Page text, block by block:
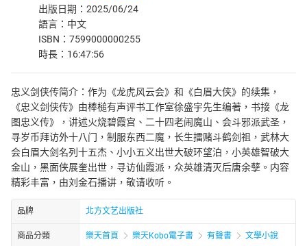
出版日期：2025/06/24
語言：中文
ISBN：7599000000255
時長：16:47:56
忠义剑侠传简介：作为《龙虎风云会》和《白眉大侠》的续集，
《忠义剑侠传》由棒槌有声评书工作室徐盛宇先生编著，书接《龙
图忠义传》，讲述火烧碧霞宫、二十四老闹魔山、会斗邪派武圣，
寻岁币拜访外十八门，制服东西二魔，长生擂赌斗鹤剑祖，武林大
会白眉大剑名列十五杰、小小五义出世大破环望泊，小英雄智破大
金山，黑面侠展奎出世，寻访仙霞派，众英雄清灭后唐余孽。内容
精彩丰富，由刘金石播讲，敬请收听。
品牌 北方文艺出版社
商品分類 樂天首頁 樂天Kobo電子書 有聲書 文學小說